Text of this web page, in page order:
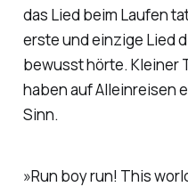
das Lied beim Laufen
erste und einzige Lied
bewusst hörte. Kleiner
haben auf Alleinreisen
Sinn.
»Run boy run! This